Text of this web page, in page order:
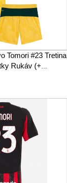
Tomori #23 Tretina
Rukáv (+